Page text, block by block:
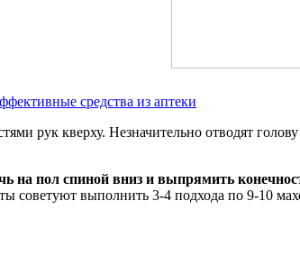
средства из аптеки
рук кверху. Незначительно отводят
на пол спиной вниз и выпрямить
советуют выполнить 3-4 подхода по 9-10